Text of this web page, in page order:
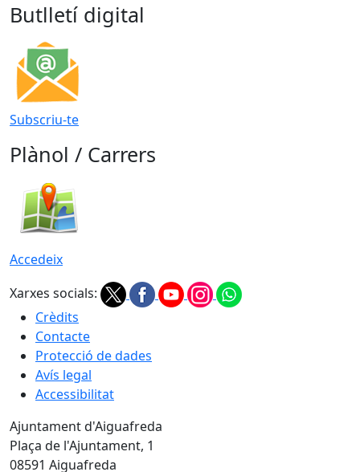
Butlletí digital
Subscriu-te
Plànol / Carrers
Accedeix
Xarxes socials:
Crèdits
Contacte
Protecció de dades
Avís legal
Accessibilitat
Ajuntament d'Aiguafreda
Plaça de l'Ajuntament, 1
08591 Aiguafreda